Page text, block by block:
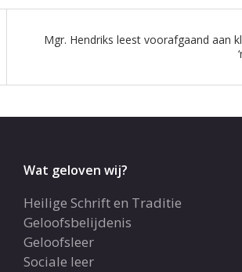
Mgr. Hendriks leest voorafgaand aan
Wat geloven wij?
Heilige Schrift en Traditie
Geloofsbelijdenis
Geloofsleer
Sociale leer